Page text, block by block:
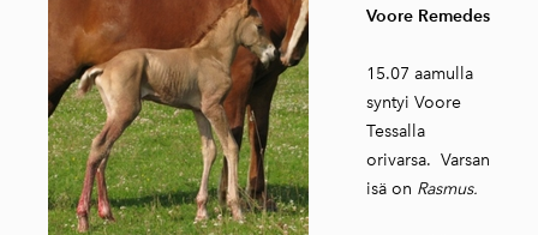
Voore Remedes
15.07 aamulla
syntyi Voore
Tessalla
orivarsa. Varsan
isä on Rasmus.